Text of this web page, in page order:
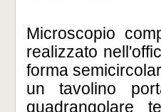
Microscopio
realizzato
forma
un tavolino
quadrangolare